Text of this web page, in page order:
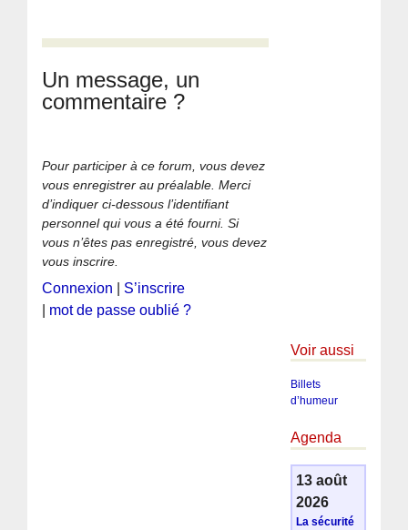
Un message, un
commentaire ?
Pour participer à ce forum, vous devez
vous enregistrer au préalable. Merci
d’indiquer ci-dessous l’identifiant
personnel qui vous a été fourni. Si
vous n’êtes pas enregistré, vous devez
vous inscrire.
Connexion
S’inscrire
mot de passe oublié ?
Voir aussi
Billets
d’humeur
Agenda
13 août
2026
La sécurité